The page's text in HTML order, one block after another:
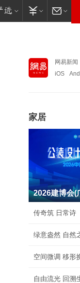
网易新闻
iOS
家居
2026建博会(
传奇筑 日常诗
绿意盎然 自然
空间微调 移形
自由流光 回溯